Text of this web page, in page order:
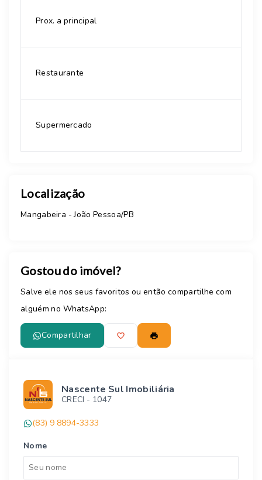
Prox. a principal
Restaurante
Supermercado
Localização
Mangabeira - João Pessoa/PB
Gostou do imóvel?
Salve ele nos seus favoritos ou então compartilhe com
alguém no WhatsApp:
Compartilhar
Nascente Sul Imobiliária
CRECI - 1047
(83) 9 8894-3333
Nome